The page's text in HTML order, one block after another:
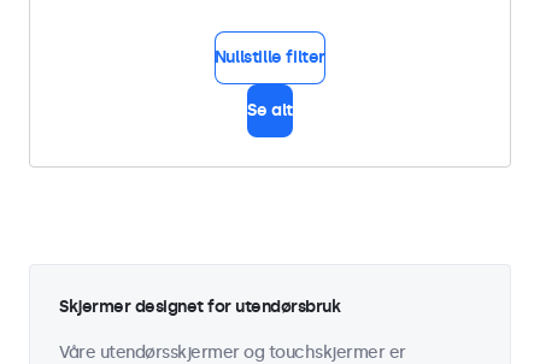
Nullstille filter
Se alt
Skjermer designet for utendørsbruk
Våre utendørsskjermer og touchskjermer er